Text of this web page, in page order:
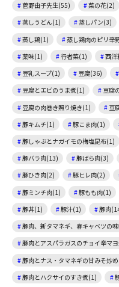
菅野由子先生(55)
菜の花(2)
蒸しうどん(1)
蒸しパン(3)
蒸し鶏(1)
蒸し鶏肉のピリ辛
薬味(1)
行者菜(1) 西洋
豆乳スープ(1)
豆腐(36)
豆腐とエビのうま煮(1)
豆腐
豆腐の肉巻き照り焼き(1)
豆
豚キムチ(1)
豚こま肉(1)
豚しゃぶとナガイモの梅塩昆布(1)
豚バラ肉(13)
豚ばら肉(3)
豚ひき肉(2)
豚ヒレ肉(2)
豚ミンチ肉(1)
豚もも肉(1)
豚丼(1)
豚汁(1)
豚肉
豚肉、新タマネギ、春キャベツの
豚肉とアスパラガスのチョイ辛マ
豚肉とナス・タマネギの甘みそ炒
豚肉とハクサイのすき煮(1)